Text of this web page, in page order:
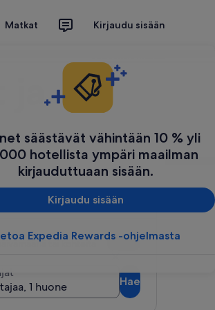
Matkat Kirjaudu sisään
säästävät vähintään 10 % yli
hotellista ympäri maailman
kirjauduttuaan sisään.
Kirjaudu sisään
Expedia Rewards -ohjelmasta
ja
tai kohteita
1 huone
Hae